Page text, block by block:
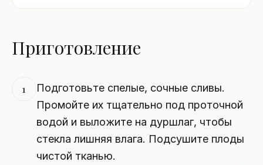
Приготовление
1
Подготовьте спелые, сочные сливы.
Промойте их тщательно под проточной
водой и выложите на дуршлаг, чтобы
стекла лишняя влага. Подсушите плоды
чистой тканью.